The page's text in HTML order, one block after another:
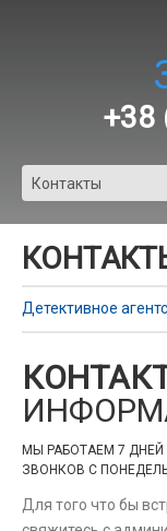
+38
Детективное
МЫ РАБОТАЕМ 7
ЗВОНКОВ С
Для того что бы